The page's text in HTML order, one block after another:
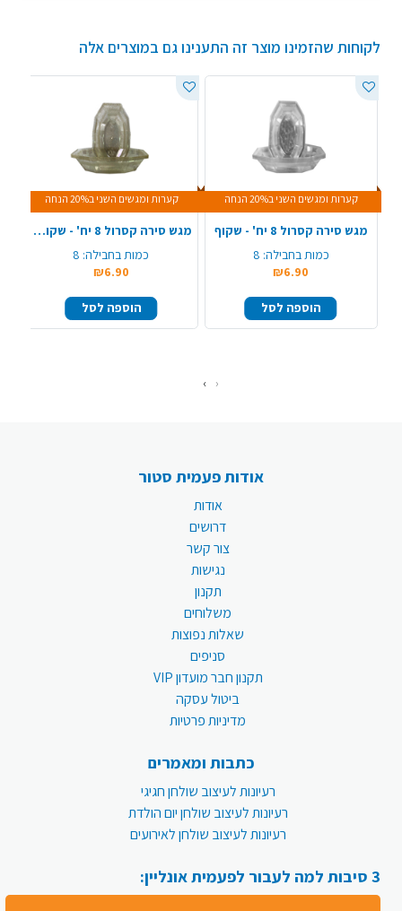
לקוחות שהזמינו מוצר זה התענינו גם במוצרים אלה
קערות ומגשים השני ב20% הנחה
מגש סירה קסרול 8 יח' - שקוף
כמות בחבילה: 8
₪6.90
הוספה לסל
קערות ומגשים השני ב20% הנחה
מגש סירה קסרול 8 יח' - שקוף ניצוצות זהב
כמות בחבילה: 8
₪6.90
הוספה לסל
‹
›
אודות פעמית סטור
אודות
דרושים
צור קשר
נגישות
תקנון
משלוחים
שאלות נפוצות
סניפים
תקנון חבר מועדון VIP
ביטול עסקה
מדיניות פרטיות
כתבות ומאמרים
רעיונות לעיצוב שולחן חגיגי
רעיונות לעיצוב שולחן יום הולדת
רעיונות לעיצוב שולחן לאירועים
3 סיבות למה לעבור לפעמית אונליין: